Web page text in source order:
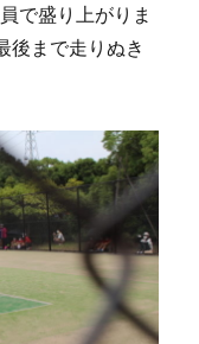
で盛り上がりま
後まで走りぬき